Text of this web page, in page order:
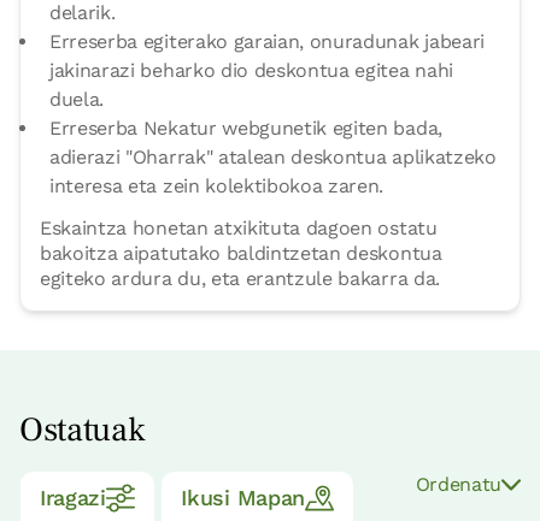
delarik.
Erreserba egiterako garaian, onuradunak jabeari
jakinarazi beharko dio deskontua egitea nahi
duela.
Erreserba Nekatur webgunetik egiten bada,
adierazi "Oharrak" atalean deskontua aplikatzeko
interesa eta zein kolektibokoa zaren.
Eskaintza honetan atxikituta dagoen ostatu
bakoitza aipatutako baldintzetan deskontua
egiteko ardura du, eta erantzule bakarra da.
Ostatuak
Iragazi Ikusi Mapan
Ordenatu